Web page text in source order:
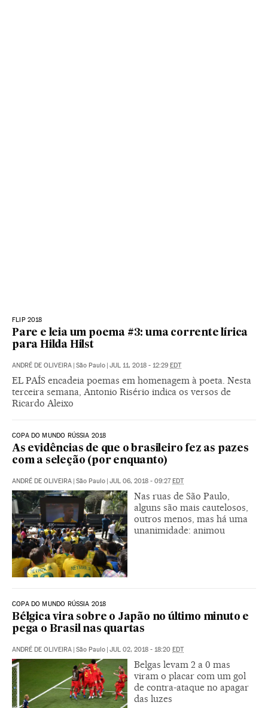
FLIP 2018
Pare e leia um poema #3: uma corrente lírica
para Hilda Hilst
ANDRÉ DE OLIVEIRA | São Paulo | JUL 11, 2018 - 12:29 EDT
EL PAÍS encadeia poemas em homenagem à poeta. Nesta
terceira semana, Antonio Risério indica os versos de
Ricardo Aleixo
COPA DO MUNDO RÚSSIA 2018
As evidências de que o brasileiro fez as pazes
com a seleção (por enquanto)
ANDRÉ DE OLIVEIRA | São Paulo | JUL 06, 2018 - 09:27EDT
Nas ruas de São Paulo,
alguns são mais cautelosos,
outros menos, mas há uma
unanimidade: animou
COPA DO MUNDO RÚSSIA 2018
Bélgica vira sobre o Japão no último minuto e
pega o Brasil nas quartas
ANDRÉ DE OLIVEIRA | São Paulo | JUL 02, 2018 - 18:20 EDT
Belgas levam 2 a 0 mas
viram o placar com um gol
de contra-ataque no apagar
das luzes